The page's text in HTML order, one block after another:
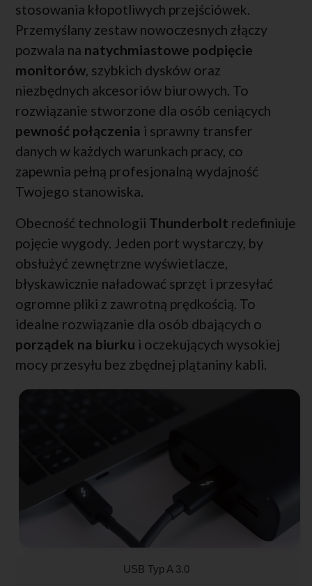
stosowania kłopotliwych przejściówek.
Przemyślany zestaw nowoczesnych złączy
pozwala na natychmiastowe podpięcie
monitorów , szybkich dysków oraz
niezbędnych akcesoriów biurowych. To
rozwiązanie stworzone dla osób ceniących
pewność połączenia i sprawny transfer
danych w każdych warunkach pracy, co
zapewnia pełną profesjonalną wydajność
Twojego stanowiska.
Obecność technologii Thunderbolt redefiniuje
pojęcie wygody. Jeden port wystarczy, by
obsłużyć zewnętrzne wyświetlacze,
błyskawicznie naładować sprzęt i przesyłać
ogromne pliki z zawrotną prędkością. To
idealne rozwiązanie dla osób dbających o
porządek na biurku i oczekujących wysokiej
mocy przesyłu bez zbędnej plątaniny kabli.
USB Typ A 3.0